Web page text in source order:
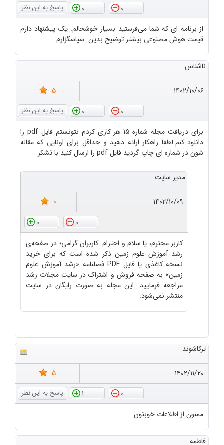
0
0
از برنامه ای که شما می‌فرستید بسیار خوشحالم. یک پیشنهاد دارم
قیمت هوش مصنوعی بیشتر توضیح بدین. سپاسگزارم
ناشناس
۱۴۰۲/۱۰/۰۶
5
0
0
برای دریافت مجله شماره 15 هر کاری کردم نتونستم فایل pdf را
دانلود کنم.لطفا راهکار ارائه دهید و حداقل برای اونایی که مقاله
شون در شماره ای چاپ گردید فایل pdf را ارسال کنید با تشکر
مدیر سایت
۱۴۰۲/۱۰/۰۹
0
0
0
کاربر محترم، یا سلام و احترام. کاربران گرامی؛ در صفحه‌ی
رشد آموزش علوم زمین ذکر شده است که برای خرید
نسخه کاغذی یا فایل PDF فصلنامه «رشد آموزش علوم
زمین» به صفحه فروش و اشتراک در سایت مجلات رشد
مراجعه فرمایید. این مجله به صورت رایگان در سایت
منتشر نمی‌شود.
ترکاشوند
۱۴۰۲/۱۱/۲۰
5
0
1
ممنون از اطلاعات خوبتون
فاطمه